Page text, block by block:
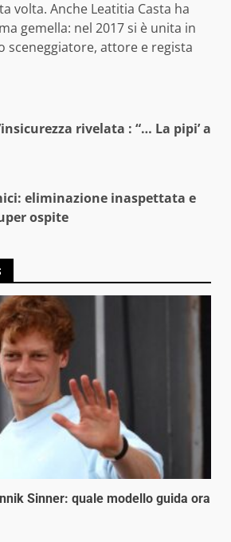
volta. Anche Leatitia Casta ha
gemella: nel 2017 si è unita in
sceneggiatore, attore e regista
rivelata : “… La pipi’ a
eliminazione inaspettata e
ospite
Sinner: quale modello guida ora